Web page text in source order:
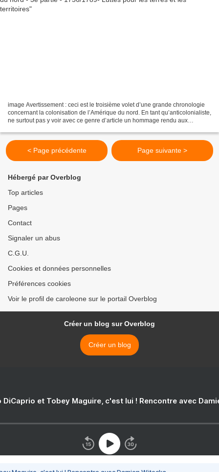
image Avertissement : ceci est le troisième volet d’une grande chronologie
concernant la colonisation de l’Amérique du nord. En tant qu’anticolonialiste,
ne surtout pas y voir avec ce genre d’article un hommage rendu aux
< Page précédente Page suivante >
Hébergé par Overblog
Top articles
Pages
Contact
Signaler un abus
C.G.U.
Cookies et données personnelles
Préférences cookies
Voir le profil de caroleone sur le portail Overblog
Créer un blog sur Overblog
Créer un blog
DiCaprio et Tobey Maguire, c'est lui ! Rencontre avec